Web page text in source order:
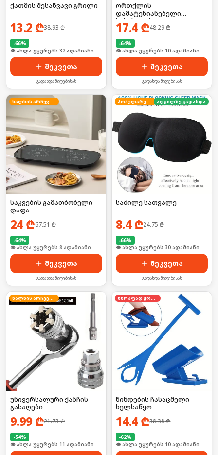
ქათმის შესაწვავი გრილი
13.2 ₾38.93₾
-66%
🛒 ბოლო 24სთ-ში იყიდა 43-მა
შეკვეთა
გადახდა მიღებისას
ორთქლის
დამატენიანებელი
სახისთვის
17.4₾48.29₾
-64%
🛒 ბოლო 24სთ-ში იყიდა 14-მა
შეკვეთა
გადახდა მიღებისას
საკვების გამათბობელი
დაფა
24₾67.51₾
-64%
🛒 ბოლო 24სთ-ში იყიდა 12-მა
შეკვეთა
გადახდა მიღებისას
ადგილზე გადახდა
საძილე სათვალე
8.4₾24.75₾
-66%
🛒 ბოლო 24სთ-ში იყიდა 46-მა
შეკვეთა
გადახდა მიღებისას
უნივერსალური ქანჩის
გასაღები
9.99 ₾21.73₾
-54%
🛒 ბოლო 24სთ-ში იყიდა 14-მა
წინდების ჩასაცმელი
ხელსაწყო
14.4₾38.38₾
-62%
🛒 ბოლო 24სთ-ში იყიდა 18-მა